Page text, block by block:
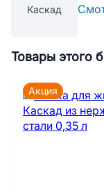
Каскад
Товары этого
Акция